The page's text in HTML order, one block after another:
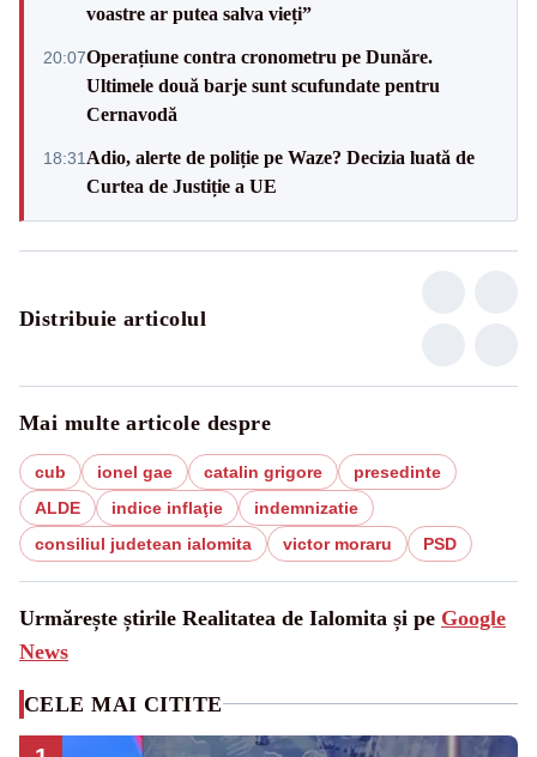
voastre ar putea salva vieți”
20:07Operațiune contra cronometru pe Dunăre.
Ultimele două barje sunt scufundate pentru
Cernavodă
18:31 Adio, alerte de poliție pe Waze? Decizia luată de
Curtea de Justiție a UE
Distribuie articolul
Mai multe articole despre
cub ionel gae catalin grigore
presedinte
ALDE
indice inflaţie
indemnizatie
consiliul judetean ialomita
victor moraru PSD
Urmărește știrile Realitatea de Ialomita și pe Google
News
CELE MAI CITITE